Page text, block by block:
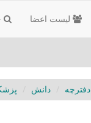
لیست اعضا
دفترچه دانش